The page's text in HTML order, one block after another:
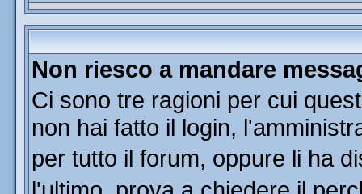
Non riesco a mandare
Ci sono tre ragioni per cui
non hai fatto il login,
per tutto il forum, oppure li ha